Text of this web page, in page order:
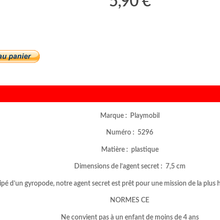
Marque : Playmobil
Numéro : 5296
Matière : plastique
Dimensions de l’agent secret : 7,5 cm
d’un gyropode, notre agent secret est prêt pour une mission de la plus
NORMES CE
Ne convient pas à un enfant de moins de 4 ans